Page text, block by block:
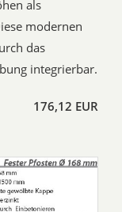
als
modernen
das
integrierbar.
176,12 EUR